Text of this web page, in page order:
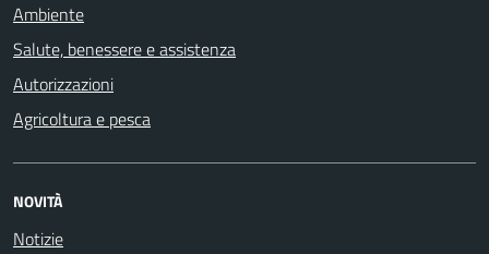
Ambiente
Salute, benessere e assistenza
Autorizzazioni
Agricoltura e pesca
NOVITÀ
Notizie